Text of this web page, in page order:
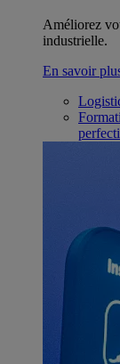
Améliorez
industrielle.
En savoir